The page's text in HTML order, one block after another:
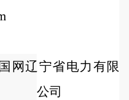
国网辽宁省电力有限
公司